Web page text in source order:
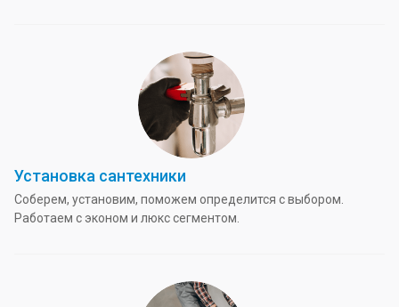
Установка сантехники
Соберем, установим, поможем определится с выбором.
Работаем с эконом и люкс сегментом.